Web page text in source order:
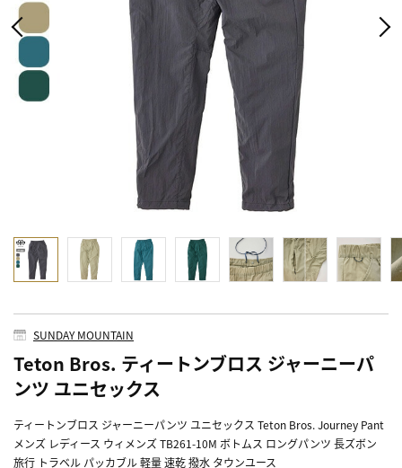
SUNDAY MOUNTAIN
Teton Bros. ティートンブロス ジャーニーパ
ンツ ユニセックス
ティートンブロス ジャーニーパンツ ユニセックス Teton Bros. Journey Pant
メンズ レディース ウィメンズ TB261-10M ボトムス ロングパンツ 長ズボン
旅行 トラベル パッカブル 軽量 速乾 撥水 タウンユース